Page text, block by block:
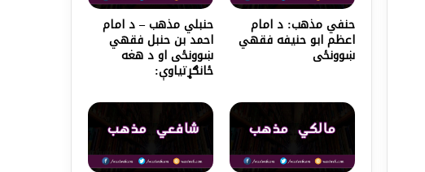
حنفي مذهب: د امام
اعظم ابو حنیفه فقهي
ښوونځی
حنبلي مذهب – د امام
احمد بن حنبل فقهي
ښوونځی او د هغه
ځانګړتیاوې: